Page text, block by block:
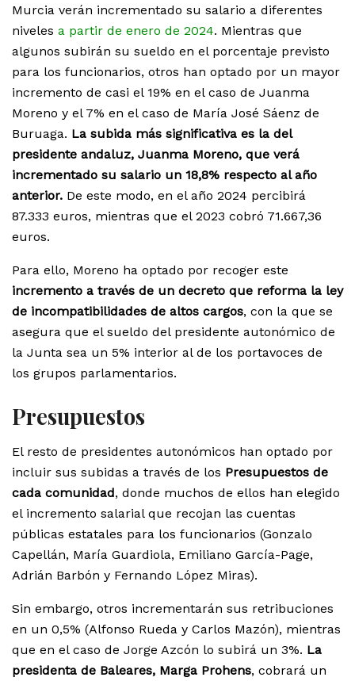
Murcia verán incrementado su salario a diferentes
niveles a partir de enero de 2024. Mientras que
algunos subirán su sueldo en el porcentaje previsto
para los funcionarios, otros han optado por un mayor
incremento de casi el 19% en el caso de Juanma
Moreno y el 7% en el caso de María José Sáenz de
Buruaga. La subida más significativa es la del
presidente andaluz, Juanma Moreno, que verá
incrementado su salario un 18,8% respecto al año
anterior. De este modo, en el año 2024 percibirá
87.333 euros, mientras que el 2023 cobró 71.667,36
euros.
Para ello, Moreno ha optado por recoger este
incremento a través de un decreto que reforma la ley
de incompatibilidades de altos cargos, con la que se
asegura que el sueldo del presidente autonómico de
la Junta sea un 5% interior al de los portavoces de
los grupos parlamentarios.
Presupuestos
El resto de presidentes autonómicos han optado por
incluir sus subidas a través de los Presupuestos de
cada comunidad, donde muchos de ellos han elegido
el incremento salarial que recojan las cuentas
públicas estatales para los funcionarios (Gonzalo
Capellán, María Guardiola, Emiliano García-Page,
Adrián Barbón y Fernando López Miras).
Sin embargo, otros incrementarán sus retribuciones
en un 0,5% (Alfonso Rueda y Carlos Mazón), mientras
que en el caso de Jorge Azcón lo subirá un 3%. La
presidenta de Baleares, Marga Prohens, cobrará un